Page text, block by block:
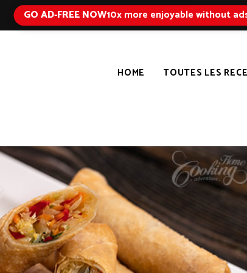
GO AD-FREE NOW10x more enjoyable without
HOME TOUTES LES